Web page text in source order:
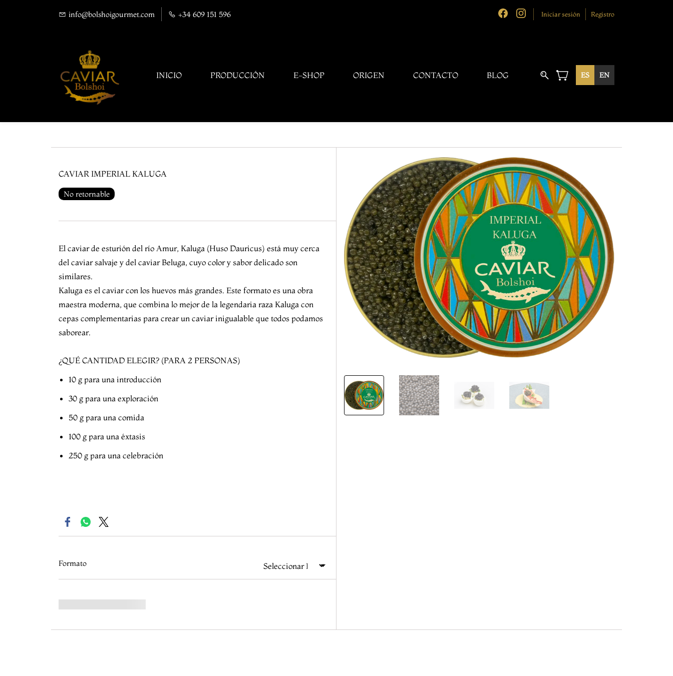
info@bolshoigourmet.com +34 609 151 596 Iniciar sesión Registro
INICIO PRODUCCIÓN E-SHOP ORIGEN CONTACTO BLOG ES EN
CAVIAR IMPERIAL KALUGA
No retornable
El caviar de esturión del río Amur, Kaluga (Huso Dauricus) está muy cerca
del caviar salvaje y del caviar Beluga, cuyo color y sabor delicado son
similares.
Kaluga es el caviar con los huevos más grandes. Este formato es una obra
maestra moderna, que combina lo mejor de la legendaria raza Kaluga con
cepas complementarias para crear un caviar inigualable que todos podamos
saborear.
¿QUÉ CANTIDAD ELEGIR? (PARA 2 PERSONAS)
10 g para una introducción
30 g para una exploración
50 g para una comida
100 g para una éxtasis
250 g para una celebración
Formato